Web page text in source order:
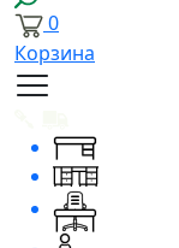
0
Корзина